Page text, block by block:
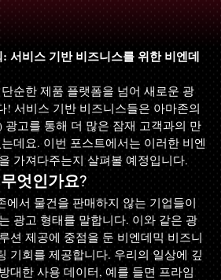
서비스 기반 비즈니스를 위한 비엔데
순한 제품 플랫폼을 넘어 새로운 광
! 서비스 기반 비즈니스들은 아마존의
광고를 통해 더 많은 잠재 고객과의 만
데요. 이번 포스트에서는 이러한 비엔
가져다주는지 살펴볼 예정입니다.
엇인가요?
에서 물건을 판매하지 않는 기업들이
광고 형태를 말합니다. 이와 같은 광
션 제공에 중점을 둔 비엔데믹 비즈니
기회를 제공합니다. 우리의 일상에 깊
대한 사용 데이터, 예를 들면 프라임